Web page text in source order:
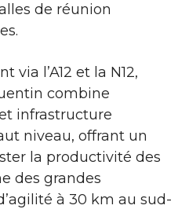
de réunion
via l’A12 et la N12,
combine
infrastructure
niveau, offrant un
la productivité des
des grandes
à 30 km au sud-